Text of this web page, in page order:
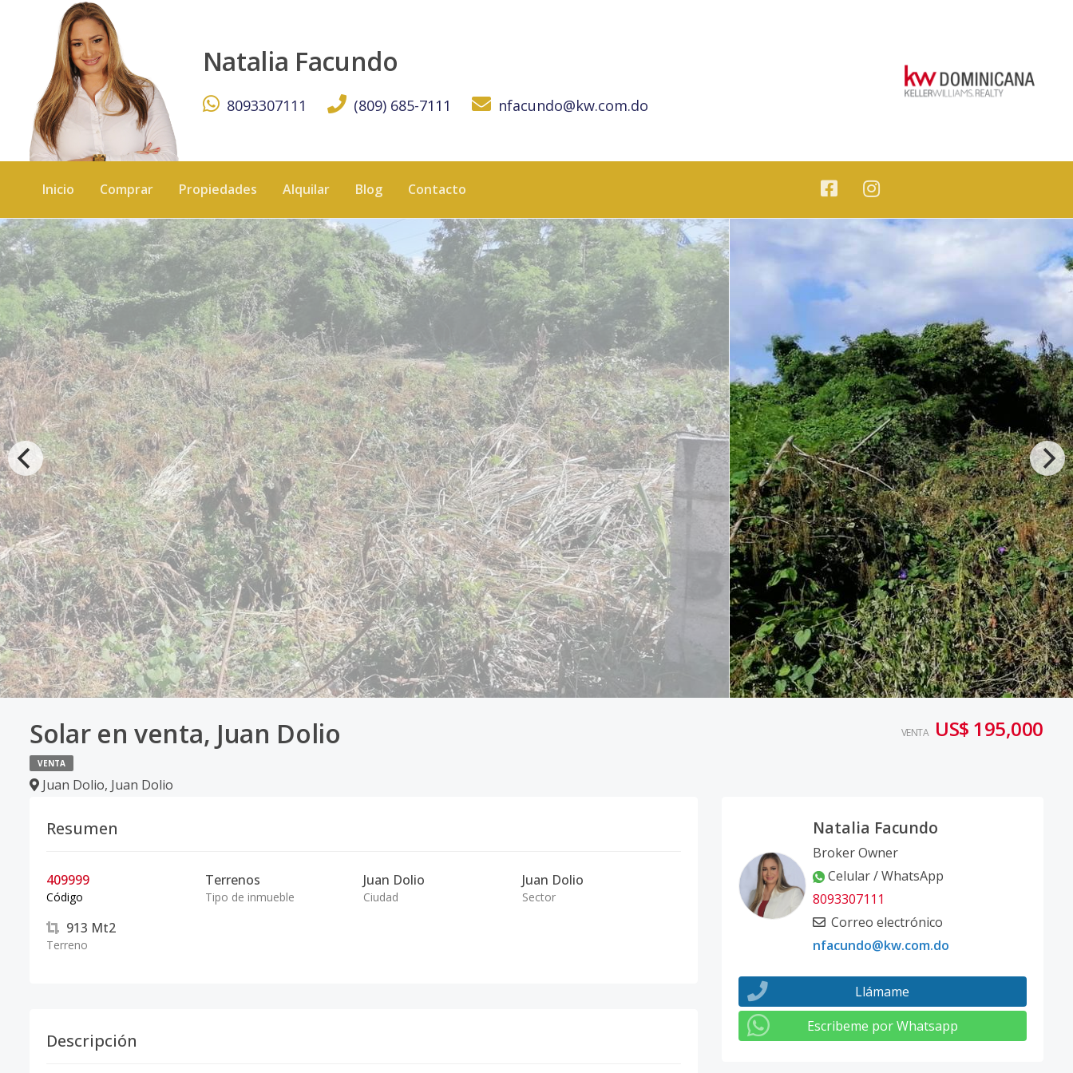
Natalia Facundo
8093307111 (809) 685-7111 nfacundo@kw.com.do
Inicio Comprar Propiedades Alquilar Blog Contacto
Solar en venta, Juan Dolio
VENTA
Juan Dolio, Juan Dolio
VENTA US$ 195,000
Resumen
409999
Código
Terrenos
Tipo de inmueble
Juan Dolio
Ciudad
Juan Dolio
Sector
913 Mt2
Terreno
Descripción
Natalia Facundo
Broker Owner
Celular / WhatsApp
8093307111
Correo electrónico
nfacundo@kw.com.do
Llámame
Escribeme por Whatsapp
Solar en venta, Juan Dolio - KW DOMINICANA